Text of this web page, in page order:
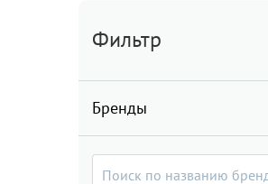
Фильтр
Бренды